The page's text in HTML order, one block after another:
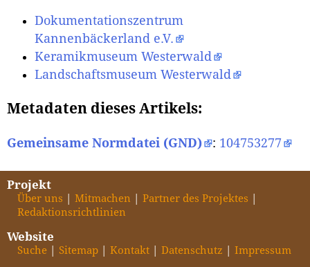
Dokumentationszentrum
Kannenbäckerland e.V.
Keramikmuseum Westerwald
Landschaftsmuseum Westerwald
Metadaten dieses Artikels:
Gemeinsame Normdatei (GND) : 104753277
Projekt
Über uns Mitmachen
Partner des Projektes
Redaktionsrichtlinien
Website
Suche Sitemap Kontakt Datenschutz Impressum